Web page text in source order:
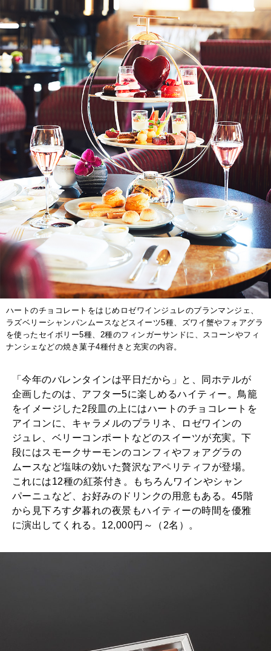
ハートのチョコレートをはじめロゼワインジュレのブランマンジェ、
ラズベリーシャンパンムースなどスイーツ5種、ズワイ蟹やフォアグラ
を使ったセイボリー5種、2種のフィンガーサンドに、スコーンやフィ
ナンシェなどの焼き菓子4種付きと充実の内容。
「今年のバレンタインは平日だから」と、同ホテルが
企画したのは、アフター5に楽しめるハイティー。鳥籠
をイメージした2段皿の上にはハートのチョコレートを
アイコンに、キャラメルのプラリネ、ロゼワインの
ジュレ、ベリーコンポートなどのスイーツが充実。下
段にはスモークサーモンのコンフィやフォアグラの
ムースなど塩味の効いた贅沢なアペリティフが登場。
これには12種の紅茶付き。もちろんワインやシャン
パーニュなど、お好みのドリンクの用意もある。45階
から見下ろす夕暮れの夜景もハイティーの時間を優雅
に演出してくれる。12,000円～（2名）。